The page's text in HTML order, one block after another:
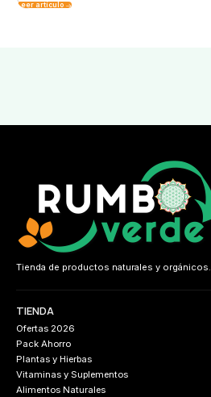
Leer artículo
Tienda de productos naturales y orgánicos.
TIENDA
Ofertas 2026
Pack Ahorro
Plantas y Hierbas
Vitaminas y Suplementos
Alimentos Naturales